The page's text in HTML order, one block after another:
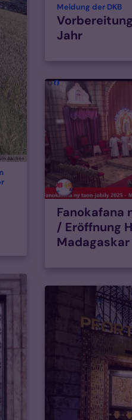
Aachen
Meldung der DKB:
Jahr
Fanokafana
/ Eröffnung
Madagaskar